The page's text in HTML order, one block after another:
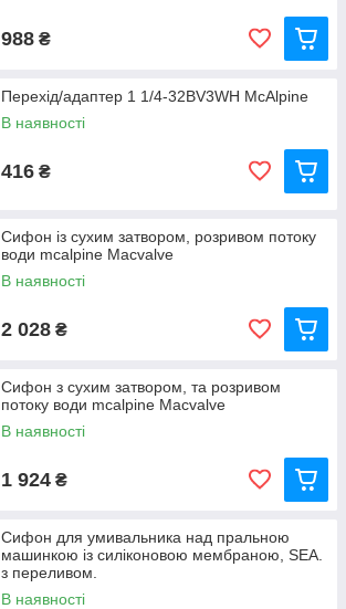
988 ₴
Перехід/адаптер 1 1/4-32BV3WH McAlpine
В наявності
416 ₴
Сифон із сухим затвором, розривом потоку
води mcalpine Macvalve
В наявності
2 028 ₴
Сифон з сухим затвором, та розривом
потоку води mcalpine Macvalve
В наявності
1 924 ₴
Сифон для умивальника над пральною
машинкою із силіконовою мембраною, SEA.
з переливом.
В наявності